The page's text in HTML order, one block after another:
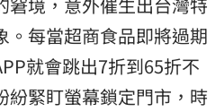
。每當超商食品即將過期
就會跳出7折到65折不
紛緊盯螢幕鎖定門市，時